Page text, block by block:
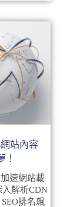
站內容
！
速網站載
入解析CDN
排名飆